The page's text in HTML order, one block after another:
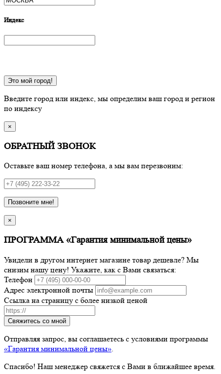
Индекс
Это мой город!
Введите город или индекс, мы определим ваш город и регион
по индексу
×
ОБРАТНЫЙ ЗВОНОК
Оставьте ваш номер телефона, а мы вам перезвоним:
Позвоните мне!
×
ПРОГРАММА «Гарантия минимальной цены»
Увидели в другом интернет магазине товар дешевле? Мы
снизим нашу цену! Укажите, как с Вами связаться:
Телефон
Адрес электронной почты
Ссылка на страницу с более низкой ценой
Свяжитесь со мной
Отправляя запрос, вы соглашаетесь с условиями программы
«Гарантия минимальной цены»
Спасибо! Наш менеджер свяжется с Вами в ближайшее время.